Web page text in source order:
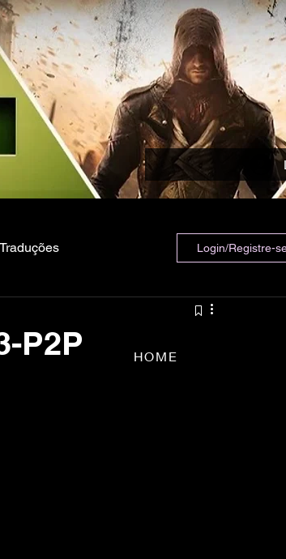
Traduções Login/Registre-
P2P
HOME